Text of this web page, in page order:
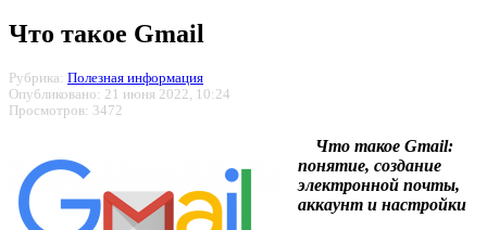
Что такое Gmail
Рубрика: Полезная информация
Опубликовано: 21 июня 2022, 10:24
Просмотров: 3472
Что такое Gmail:
понятие, создание
электронной почты,
аккаунт и настройки